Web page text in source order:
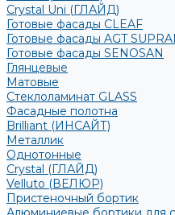
Crystal Uni (ГЛАЙД)
Готовые фасады CLEAF
Готовые фасады AGT
Готовые фасады SENOSAN
Глянцевые
Матовые
Стеклоламинат GLASS
Фасадные полотна
Brilliant (ИНСАЙТ)
Металлик
Однотонные
Crystal (ГЛАЙД)
Velluto (ВЕЛЮР)
Пристеночный бортик